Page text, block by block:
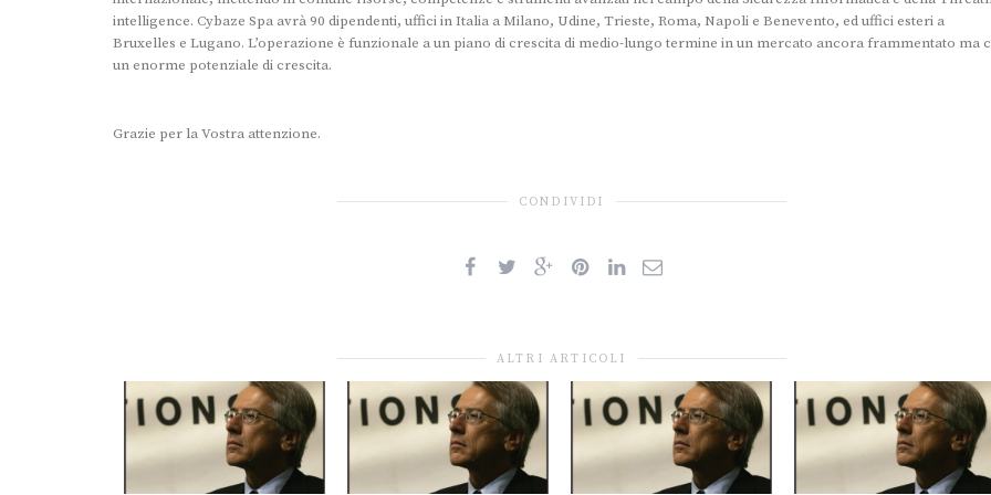
intelligence. Cybaze Spa avrà 90 dipendenti, uffici in Italia a Milano, Udine, Trieste, Roma, Napoli e Benevento, ed uffici esteri a
Bruxelles e Lugano. L’operazione è funzionale a un piano di crescita di medio-lungo termine in un mercato ancora frammentato ma
un enorme potenziale di crescita.
Grazie per la Vostra attenzione.
CONDIVIDI
ALTRI ARTICOLI